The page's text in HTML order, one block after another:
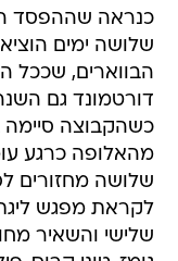
כנראה שההפסד
שלושה ימים
הבווארים, שככל
דורטמונד גם
מהאלופה כרגע
שלושה מחזורים
לקראת מפגש
שלישי והשאיר